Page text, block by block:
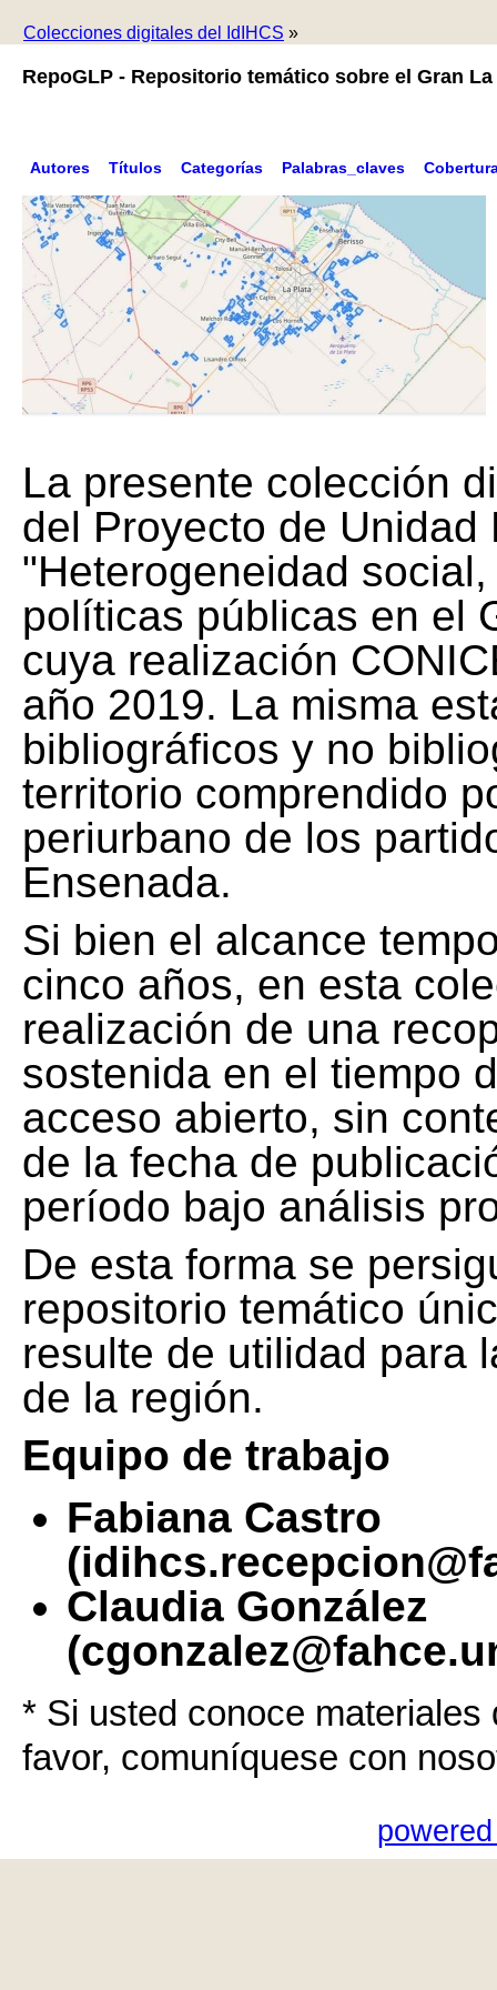
Colecciones digitales del IdIHCS »
RepoGLP - Repositorio temático sobre el Gran La
Autores Títulos Categorías Palabras_claves
La presente colección
del Proyecto de Unidad
"Heterogeneidad
políticas públicas en el
cuya realización
año 2019. La misma
bibliográficos y no
territorio comprendido
periurbano de los
Ensenada.
Si bien el alcance
cinco años, en esta
realización de una
sostenida en el tiempo
acceso abierto, sin
de la fecha de
período bajo análisis
De esta forma se
repositorio temático
resulte de utilidad para
de la región.
Equipo de trabajo
Fabiana Castro
Claudia González
* Si usted conoce
favor, comuníquese con